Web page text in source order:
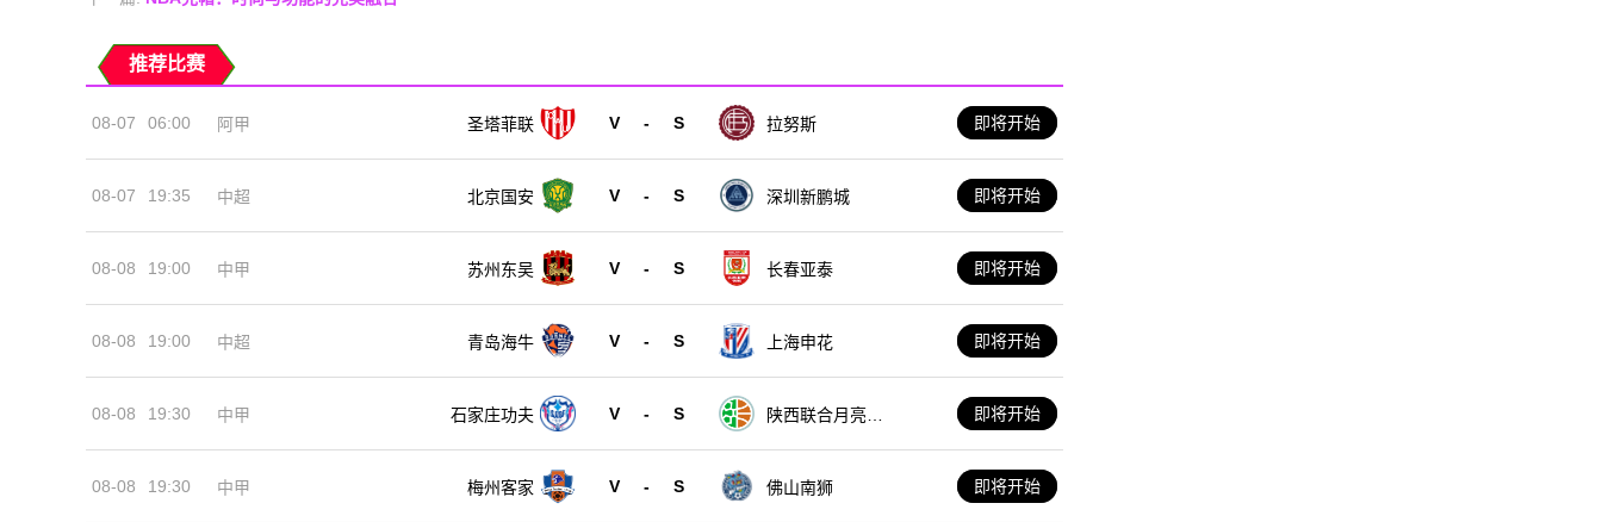
推荐比赛
08-07 06:00 阿甲 圣塔菲联 V - S 拉努斯 即将开始
08-07 19:35 中超 北京国安 V - S 深圳新鹏城 即将开始
08-08 19:00 中甲 苏州东吴 V - S 长春亚泰 即将开始
08-08 19:00 中超 青岛海牛 V - S 上海申花 即将开始
08-08 19:30 中甲 石家庄功夫 V - S
陕西联合月亮泊
即将开始
08-08 19:30 中甲 梅州客家 V - S 佛山南狮 即将开始